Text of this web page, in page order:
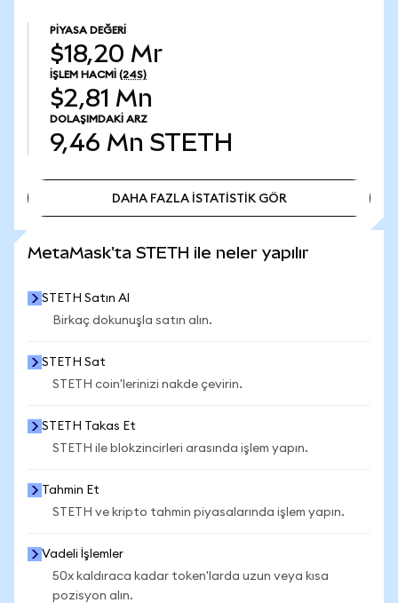
PIYASA DEĞERI
$18,20 Mr
İŞLEM HACMI (24S)
$2,81 Mn
DOLAŞIMDAKI ARZ
9,46 Mn STETH
DAHA FAZLA İSTATİSTİK GÖR
MetaMask'ta STETH ile neler yapılır
STETH Satın Al
Birkaç dokunuşla satın alın.
STETH Sat
STETH coin'lerinizi nakde çevirin.
STETH Takas Et
STETH ile blokzincirleri arasında işlem yapın.
Tahmin Et
STETH ve kripto tahmin piyasalarında işlem yapın.
Vadeli İşlemler
50x kaldıraca kadar token'larda uzun veya kısa
pozisyon alın.